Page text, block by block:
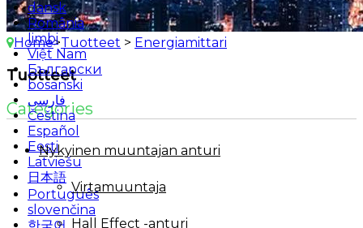
dansk
România
limbi
Việt Nam
Български
bosanski
فارسی
Čeština
Español
Eesti
Latviešu
日本語
Português
slovenčina
Home>Tuotteet > Energiamittari
Tuotteet
Categories
Nykyinen muuntajan anturi
Virtamuuntaja
Hall Effect -anturi